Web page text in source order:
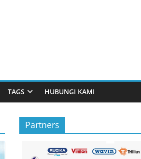
TAGS HUBUNGI KAMI
Partners